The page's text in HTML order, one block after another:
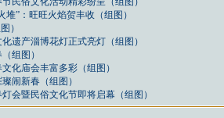
堆”：旺旺火焰贺丰收（组图）
）
遗产淄博花灯正式亮灯（组图）
组图）
化庙会丰富多彩（组图）
闹新春（组图）
会暨民俗文化节即将启幕（组图）